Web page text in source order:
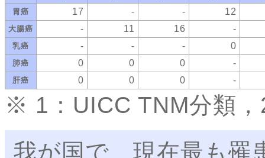
胃癌
17 - - 12
大腸癌 - 11 16 -
乳癌 - - - 0
肺癌 0 0 0 -
肝癌 0 0 0 -
※ 1：UICC TNM分類
我が国で、現在最も罹